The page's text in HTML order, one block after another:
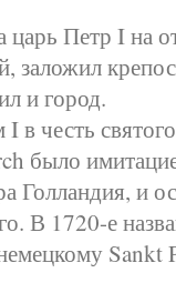
царь Петр I на
заложил
и город.
честь
было
Голландия, и
В 1720-е
Sankt